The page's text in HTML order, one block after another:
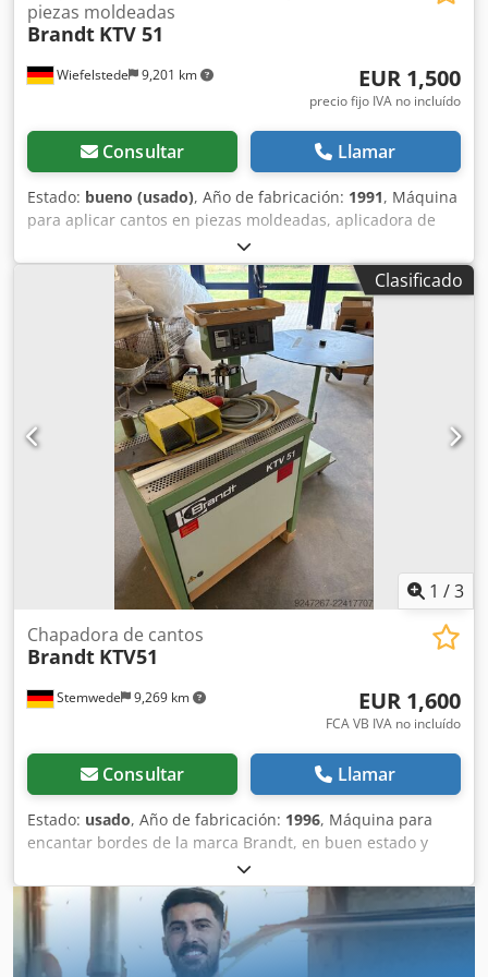
Wiefelstede 9,201 km
piezas moldeadas
Brandt KTV 51
EUR 1,500
precio fijo IVA no incluído
Consultar Llamar
Estado: bueno (usado), Año de fabricación: 1991, Máquina
para aplicar cantos en piezas moldeadas, aplicadora de
cantos, máquina para aplicar cantos. -Espesor de la pieza:
10-85 mm -Soplante calefactor: 6 kW para cantos pre-
recubiertos Dedpfx Akjb A Ninjpeck -Cortador transversal -
Plato para cantos -Dimensiones de transporte:
900/700/A1080 mm -Peso: 135 kg
Clasificado
1 /3
Stemwede 9,269 km
Chapadora de cantos
Brandt KTV51
EUR 1,600
FCA VB IVA no incluído
Consultar Llamar
Estado: usado, Año de fabricación: 1996, Máquina para
encantar bordes de la marca Brandt, en buen estado y
usada. Modelo KTV51 – Fabricada en 1996. Dodpfxezpflne
Akpsck La máquina se compró de segunda mano y se
utilizó solo de forma ocasional. La máquina se vende como
parte de la liquidación de nuestro taller de carpintería.
Precio de recogida; se puede organizar la entrega bajo